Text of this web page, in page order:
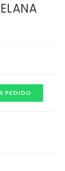
PEDIDO